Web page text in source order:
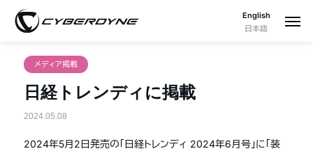
English
日本語
メディア掲載
日経トレンディに掲載
2024.05.08
2024年5月2日発売の「日経トレンディ 2024年6月号」に「装